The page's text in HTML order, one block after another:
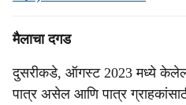
मैलाचा दगड
दुसरीकडे, ऑगस्ट 2023 मध्ये केलेला
पात्र असेल आणि पात्र